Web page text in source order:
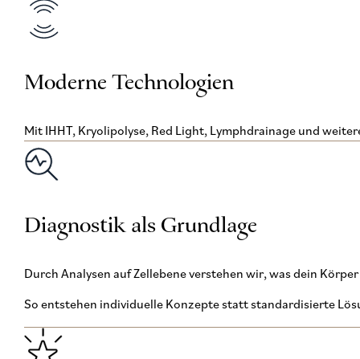
Moderne Technologien
Mit IHHT, Kryolipolyse, Red Light, Lymphdrainage und
Diagnostik als Grundlage
Durch Analysen auf Zellebene verstehen wir, was dein
So entstehen individuelle Konzepte statt standardisierte